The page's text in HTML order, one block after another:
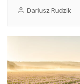
Dariusz Rudzik